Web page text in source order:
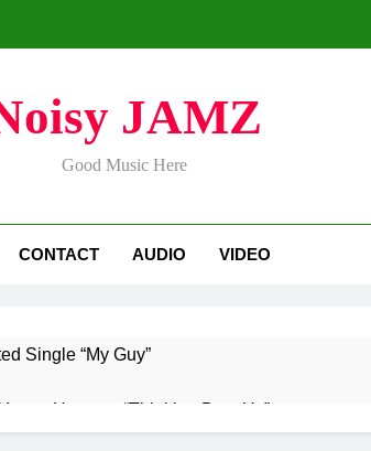
JAMZ
Good Music Here
CONTACT AUDIO VIDEO
Single “My Guy”
Henny – “Thinking Bout Us”